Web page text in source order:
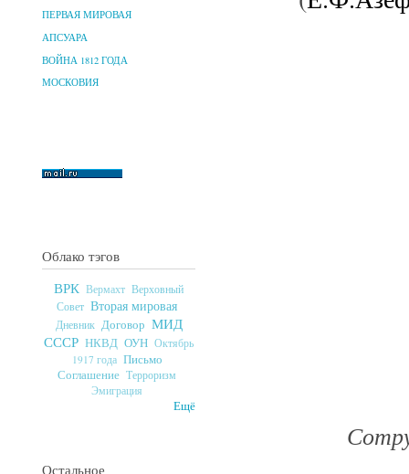
ПЕРВАЯ МИРОВАЯ
АПСУАРА
ВОЙНА 1812 ГОДА
МОСКОВИЯ
Облако тэгов
ВРК Вермахт Верховный
Совет Вторая мировая
Дневник Договор МИД
СССР НКВД ОУН Октябрь
1917 года Письмо
Соглашение Терроризм
Эмиграция
Ещё
Остальное